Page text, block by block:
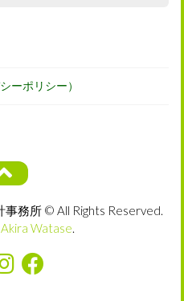
ーポリシー）
事務所 © All Rights Reserved.
Akira Watase.